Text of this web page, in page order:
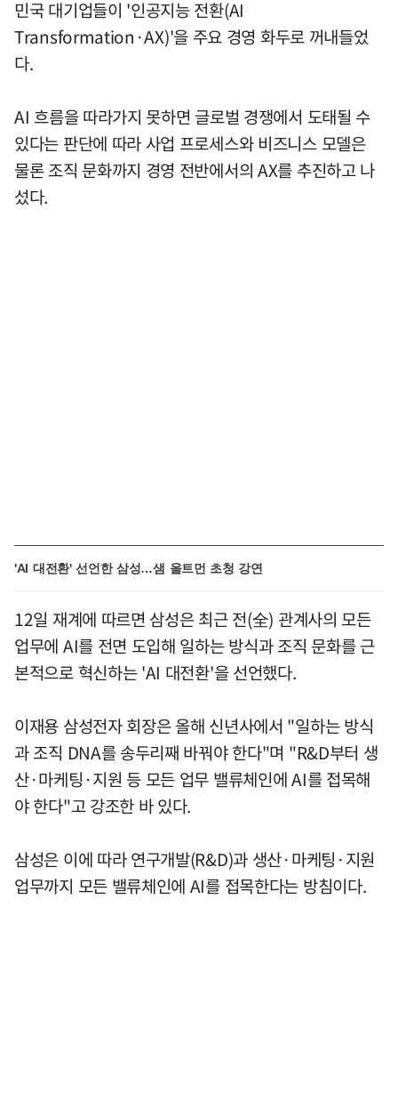
민국 대기업들이 '인공지능 전환(AI
Transformation·AX)'을 주요 경영 화두로 꺼내들었
다.
AI 흐름을 따라가지 못하면 글로벌 경쟁에서 도태될 수
있다는 판단에 따라 사업 프로세스와 비즈니스 모델은
물론 조직 문화까지 경영 전반에서의 AX를 추진하고 나
섰다.
'AI 대전환' 선언한 삼성…샘 올트먼 초청 강연
12일 재계에 따르면 삼성은 최근 전(全) 관계사의 모든
업무에 AI를 전면 도입해 일하는 방식과 조직 문화를 근
본적으로 혁신하는 'AI 대전환'을 선언했다.
이재용 삼성전자 회장은 올해 신년사에서 "일하는 방식
과 조직 DNA를 송두리째 바꿔야 한다"며 "R&D부터 생
산·마케팅·지원 등 모든 업무 밸류체인에 AI를 접목해
야 한다"고 강조한 바 있다.
삼성은 이에 따라 연구개발(R&D)과 생산·마케팅·지원
업무까지 모든 밸류체인에 AI를 접목한다는 방침이다.